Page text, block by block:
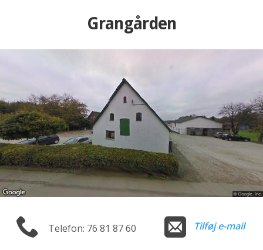
Grangården
Telefon: 76 81 87 60 Tilføj e-mail